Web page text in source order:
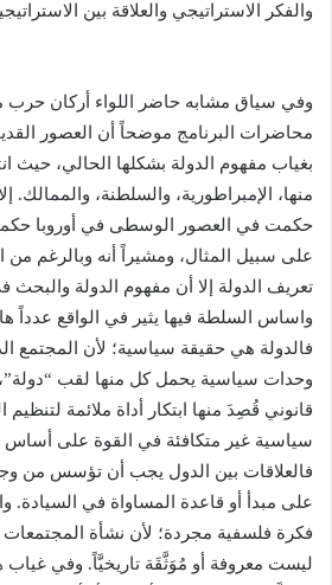
والفكر الاستراتيجي والعلاقة بين
وفي سياق مشابه حاضر اللواء أركان حرب
محاضرات البرنامج موضحاً أن العصور
بغياب مفهوم الدولة بشكلها الحالي،
منها، الإمبراطورية، والسلطنة، والممالك.
حكمت في العصور الوسطى في أوروبا
على سبيل المثال، ومشيراً أنه وبالرغم من
تعريف الدولة إلا أن مفهوم الدولة والبحث
واساس السلطة فيها يثير في الواقع عدداً
فالدولة هي حقيقة سياسية؛ لأن المجتمع
وحدات سياسية يحمل كل منها لقب “دولة”،
قانوني قُصِدَ منها ابتكار أداة ملائمة لتنظيم
سياسية غير متكافئة في القوة على أساس
فالعلاقات بين الدول يجب أن تؤسس من
على مبدأ أو قاعدة المساواة في السيادة.
فكرة فلسفية مجردة؛ لأن نشأة المجتمعات
ليست معروفة أو مُوَثَّقَة تاريخيَّاً. وفي غياب